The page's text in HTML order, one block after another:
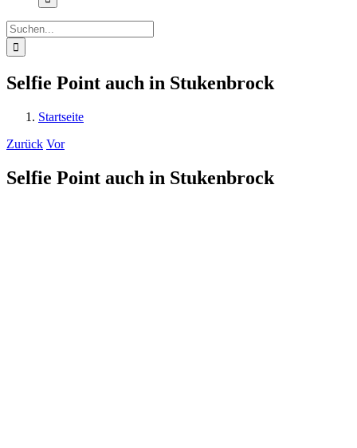
Suche
nach:
Selfie Point auch in Stukenbrock
Startseite
Zurück Vor
Selfie Point auch in Stukenbrock